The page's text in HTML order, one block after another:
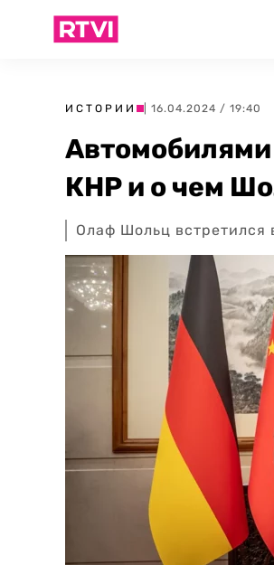
ИСТОРИИ | 16.04.2024 / 19:40
КНР и о чем
Олаф Шольц встретился